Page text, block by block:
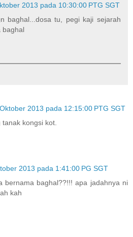
2013 pada 10:30:00 PTG SGT
baghal...dosa tu, pegi kaji sejarah
baghal
2013 pada 12:15:00 PTG SGT
kongsi kot.
2013 pada 1:41:00 PG SGT
bernama baghal??!!! apa jadahnya ni
kah